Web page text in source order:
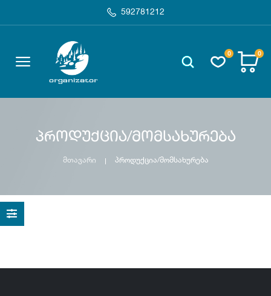
592781212
0 0
პროდუქცია/მომსახურება
მთავარი პროდუქცია/მომსახურება